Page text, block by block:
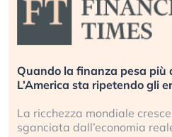
Quando la finanza pesa più
L’America sta ripetendo gli
La ricchezza mondiale
sganciata dall’economia